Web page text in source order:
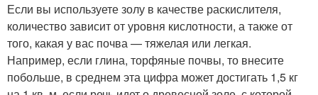
Если вы используете золу в качестве раскислителя,
количество зависит от уровня кислотности, а также от
того, какая у вас почва — тяжелая или легкая.
Например, если глина, торфяные почвы, то внесите
побольше, в среднем эта цифра может достигать 1,5 кг